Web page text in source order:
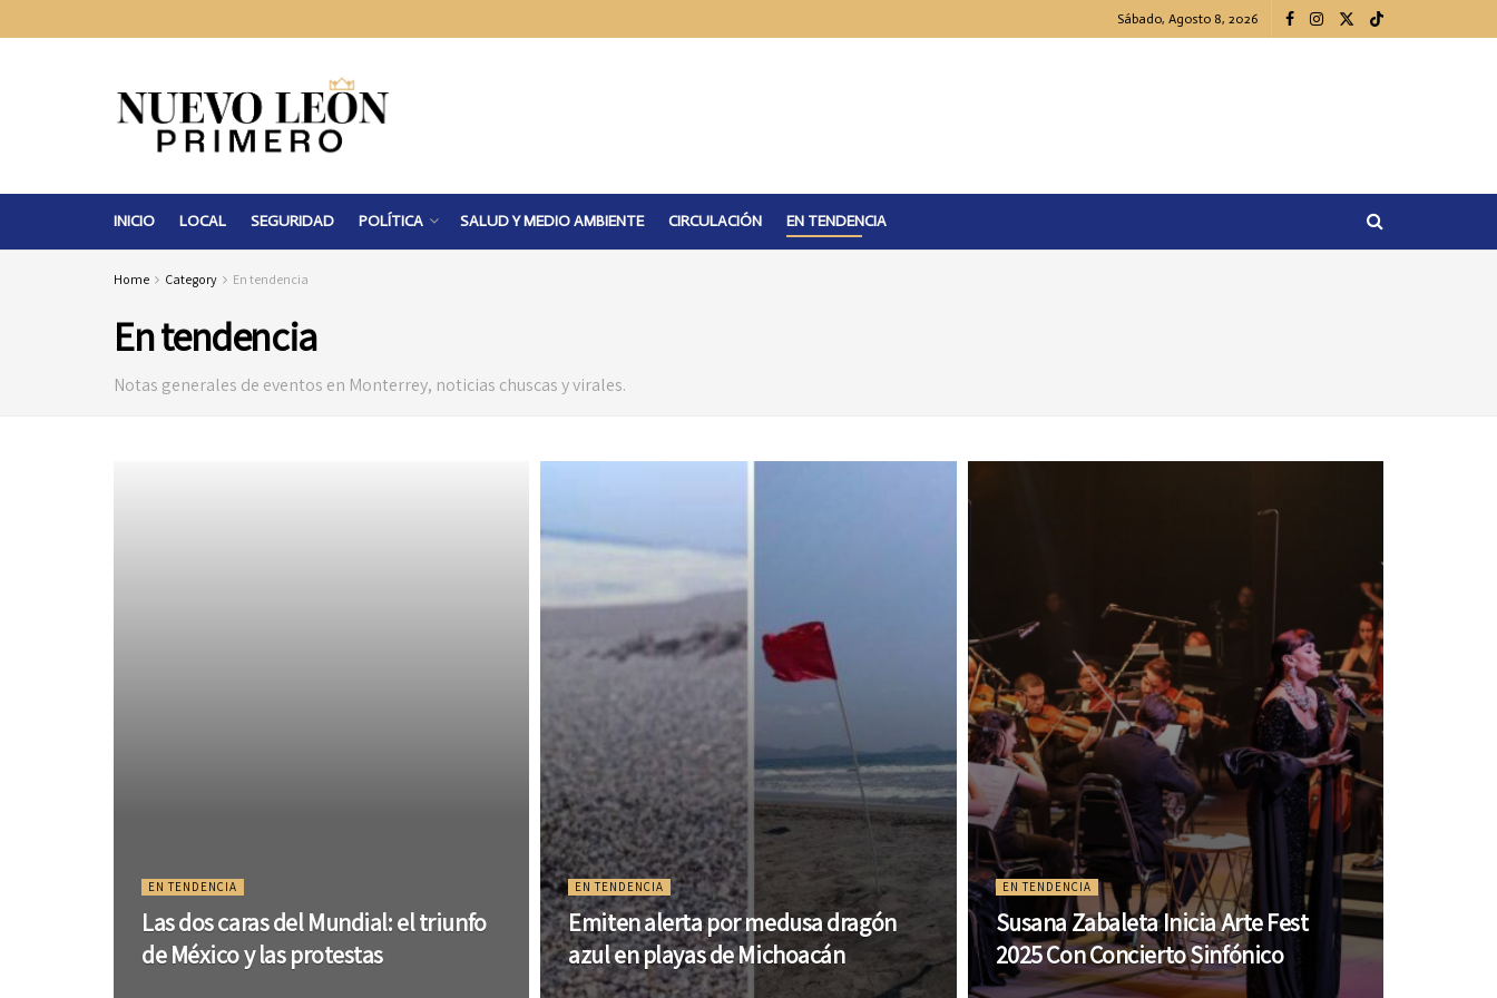
Sábado, Agosto 8, 2026
INICIO LOCAL SEGURIDAD POLÍTICA SALUD Y MEDIO AMBIENTE CIRCULACIÓN EN TENDENCIA
Home Category En tendencia
En tendencia
Notas generales de eventos en Monterrey, noticias chuscas y virales.
EN TENDENCIA
Las dos caras del Mundial: el triunfo
de México y las protestas
EN TENDENCIA
Emiten alerta por medusa dragón
azul en playas de Michoacán
EN TENDENCIA
Susana Zabaleta Inicia Arte Fest
2025 Con Concierto Sinfónico